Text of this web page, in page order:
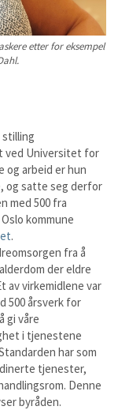
etter for eksempel
stilling
ved Universitet for
og arbeid er hun
og satte seg derfor
med 500 fra
kommune
.
fra å
der eldre
av virkemidlene var
500 årsverk for
gi våre
i tjenestene
har som
tjenester,
Denne
byråden.